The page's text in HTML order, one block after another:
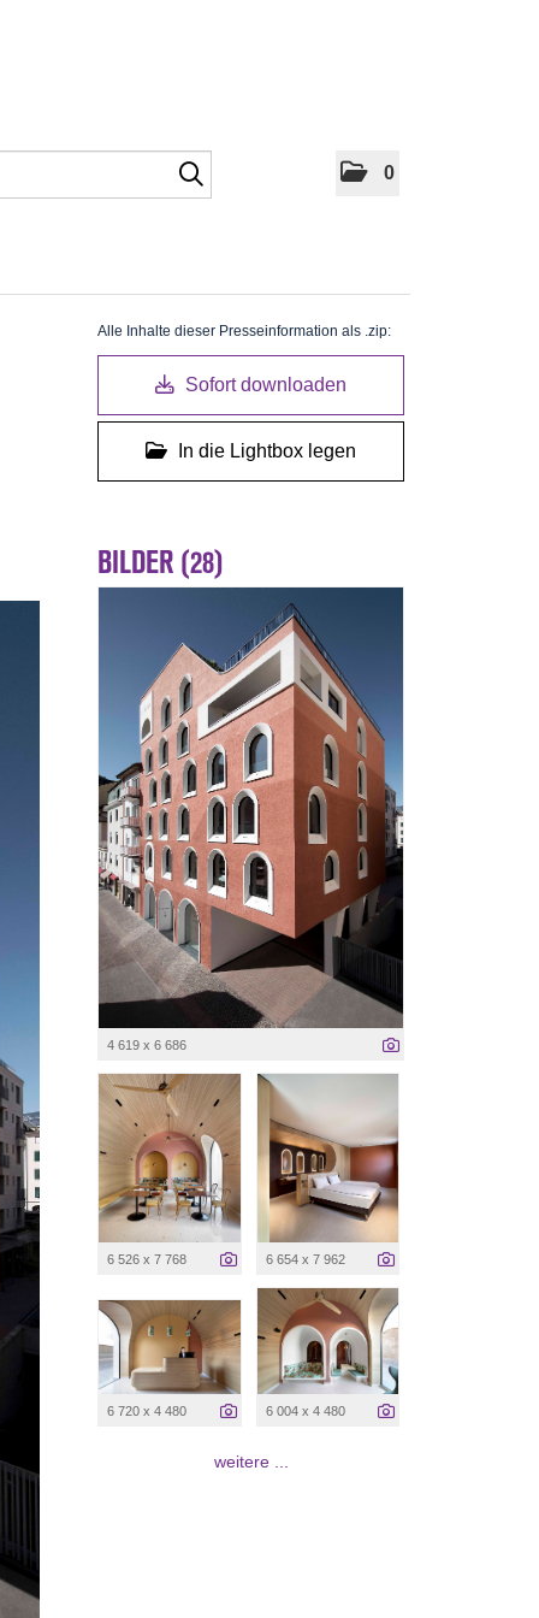
0
Alle Inhalte dieser Presseinformation als .zip:
Sofort downloaden
In die Lightbox legen
BILDER (28)
4 619 x 6 686
6 526 x 7 768 6 654 x 7 962
6 720 x 4 480 6 004 x 4 480
weitere ...